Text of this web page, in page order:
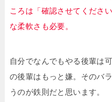
ころは「確認させてくださ
な柔軟さも必要。
自分でなんでもやる後輩は
の後輩はもっと嫌。そのバ
うのが鉄則だと思います。